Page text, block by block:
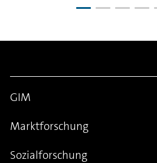
GIM
Marktforschung
Sozialforschung